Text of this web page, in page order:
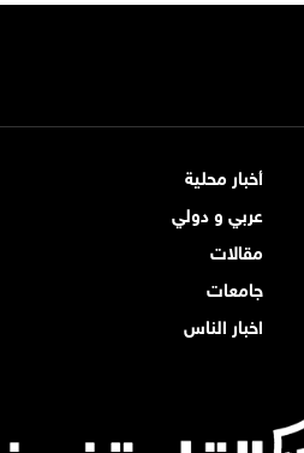
أخبار محلية
عربي و دولي
مقالات
جامعات
اخبار الناس